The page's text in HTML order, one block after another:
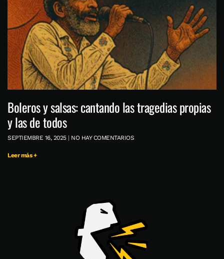
Boleros y salsas: cantando las tragedias propias
y las de todos
SEPTIEMBRE 16, 2025 NO HAY COMENTARIOS
Leer más +